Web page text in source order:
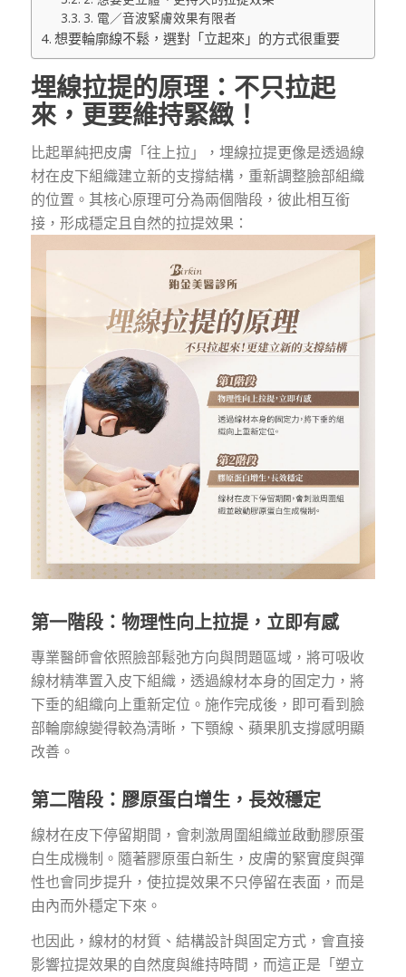
3. 電／音波緊膚效果有限者
想要輪廓線不鬆，選對「立起來」的方式很重要
埋線拉提的原理：不只拉起
來，更要維持緊緻！
比起單純把皮膚「往上拉」，埋線拉提更像是透過線
材在皮下組織建立新的支撐結構，重新調整臉部組織
的位置。其核心原理可分為兩個階段，彼此相互銜
接，形成穩定且自然的拉提效果：
第一階段：物理性向上拉提，立即有感
專業醫師會依照臉部鬆弛方向與問題區域，將可吸收
線材精準置入皮下組織，透過線材本身的固定力，將
下垂的組織向上重新定位。施作完成後，即可看到臉
部輪廓線變得較為清晰，下顎線、蘋果肌支撐感明顯
改善。
第二階段：膠原蛋白增生，長效穩定
線材在皮下停留期間，會刺激周圍組織並啟動膠原蛋
白生成機制。隨著膠原蛋白新生，皮膚的緊實度與彈
性也會同步提升，使拉提效果不只停留在表面，而是
由內而外穩定下來。
也因此，線材的材質、結構設計與固定方式，會直接
影響拉提效果的自然度與維持時間，而這正是「塑立